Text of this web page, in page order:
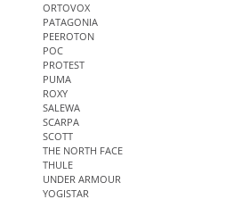
ORTOVOX
PATAGONIA
PEEROTON
POC
PROTEST
PUMA
ROXY
SALEWA
SCARPA
SCOTT
THE NORTH FACE
THULE
UNDER ARMOUR
YOGISTAR